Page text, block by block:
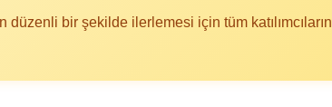
düzenli bir şekilde ilerlemesi için tüm katılımcıların